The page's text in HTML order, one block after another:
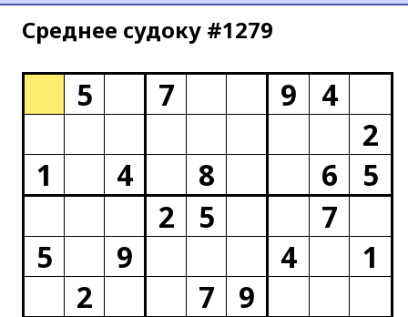
Среднее cудоку #1279
5 7 9
4
2
1
4 8 6
5
2
5
7
5
9 4
1
2
7
9